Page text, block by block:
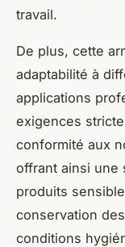
travail.
De plus, cette
adaptabilité à
applications
exigences
conformité aux
offrant ainsi une
produits
conservation
conditions